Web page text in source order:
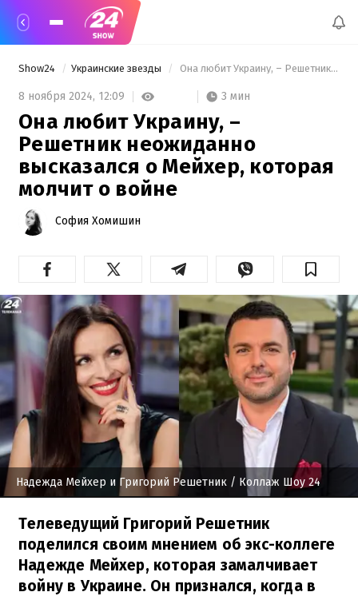
Show24 Украинские звезды Она любит Украину, – Решетник неожиданно высказался о Мейхер, которая молчит о войне
8 ноября 2024, 12:09 3 мин
Она любит Украину, –
Решетник неожиданно
высказался о Мейхер, которая
молчит о войне
София Хомишин
Надежда Мейхер и Григорий Решетник / Коллаж Шоу 24
Телеведущий Григорий Решетник
поделился своим мнением об экс-коллеге
Надежде Мейхер, которая замалчивает
войну в Украине. Он признался, когда в